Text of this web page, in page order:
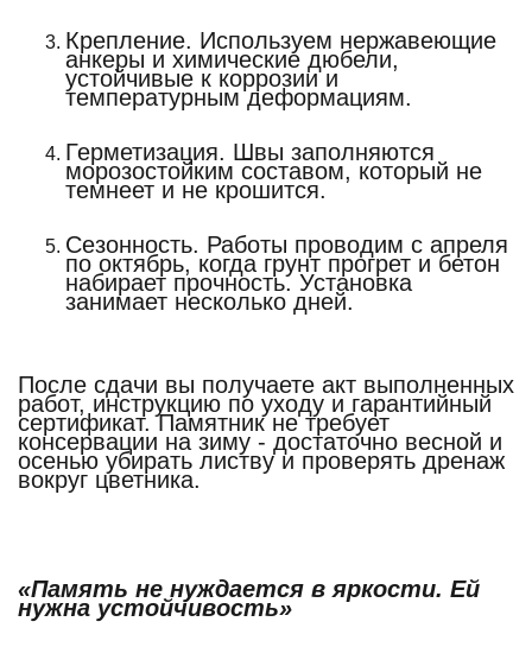
Крепление. Используем нержавеющие
анкеры и химические дюбели,
устойчивые к коррозии и
температурным деформациям.
Герметизация. Швы заполняются
морозостойким составом, который не
темнеет и не крошится.
Сезонность. Работы проводим с апреля
по октябрь, когда грунт прогрет и бетон
набирает прочность. Установка
занимает несколько дней.
После сдачи вы получаете акт выполненных
работ, инструкцию по уходу и гарантийный
сертификат. Памятник не требует
консервации на зиму - достаточно весной и
осенью убирать листву и проверять дренаж
вокруг цветника.
«Память не нуждается в яркости. Ей
нужна устойчивость»